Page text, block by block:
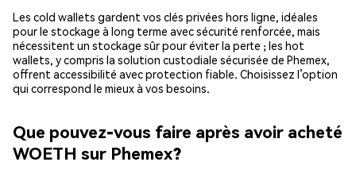
Les cold wallets gardent vos clés privées hors ligne, idéales
pour le stockage à long terme avec sécurité renforcée, mais
nécessitent un stockage sûr pour éviter la perte ; les hot
wallets, y compris la solution custodiale sécurisée de Phemex,
offrent accessibilité avec protection fiable. Choisissez l’option
qui correspond le mieux à vos besoins.
Que pouvez-vous faire après avoir acheté
WOETH sur Phemex?